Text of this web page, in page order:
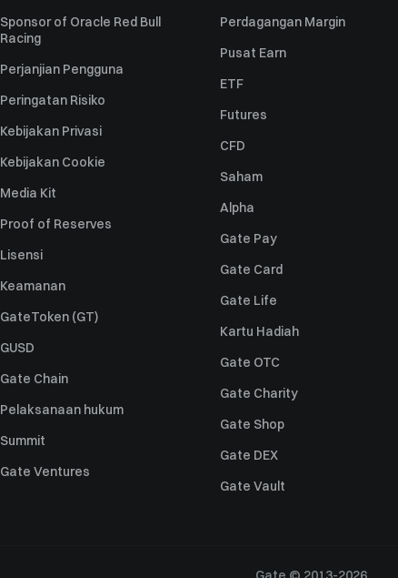
Sponsor of Oracle Red Bull
Racing
Perjanjian Pengguna
Peringatan Risiko
Kebijakan Privasi
Kebijakan Cookie
Media Kit
Proof of Reserves
Lisensi
Keamanan
GateToken (GT)
GUSD
Gate Chain
Pelaksanaan hukum
Summit
Gate Ventures
Perdagangan Margin
Pusat Earn
ETF
Futures
CFD
Saham
Alpha
Gate Pay
Gate Card
Gate Life
Kartu Hadiah
Gate OTC
Gate Charity
Gate Shop
Gate DEX
Gate Vault